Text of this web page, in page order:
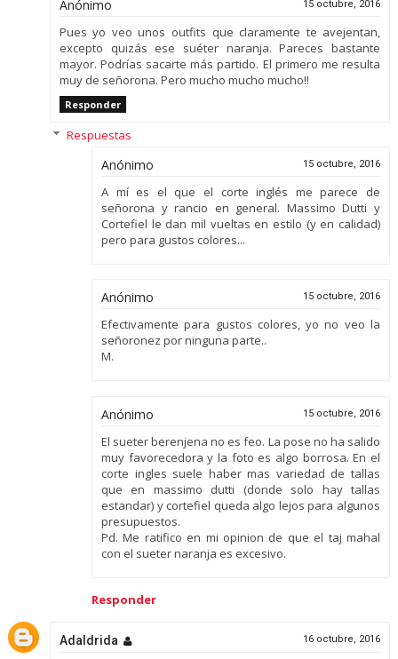
Anónimo 15 octubre, 2016
Pues yo veo unos outfits que claramente te avejentan,
excepto quizás ese suéter naranja. Pareces bastante
mayor. Podrías sacarte más partido. El primero me resulta
muy de señorona. Pero mucho mucho mucho!!
Responder
Respuestas
Anónimo 15 octubre, 2016
A mí es el que el corte inglés me parece de
señorona y rancio en general. Massimo Dutti y
Cortefiel le dan mil vueltas en estilo (y en calidad)
pero para gustos colores...
Anónimo 15 octubre, 2016
Efectivamente para gustos colores, yo no veo la
señoronez por ninguna parte..
M.
Anónimo 15 octubre, 2016
El sueter berenjena no es feo. La pose no ha salido
muy favorecedora y la foto es algo borrosa. En el
corte ingles suele haber mas variedad de tallas
que en massimo dutti (donde solo hay tallas
estandar) y cortefiel queda algo lejos para algunos
presupuestos.
Pd. Me ratifico en mi opinion de que el taj mahal
con el sueter naranja es excesivo.
Responder
Adaldrida 16 octubre, 2016